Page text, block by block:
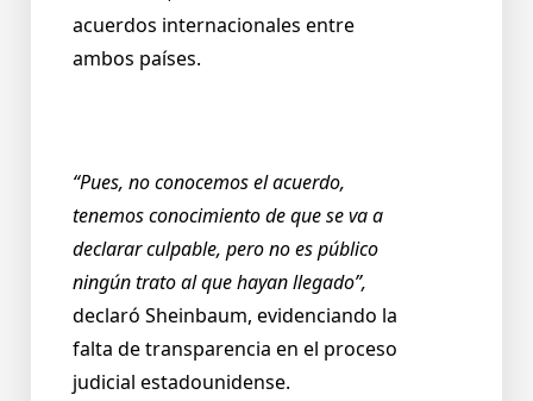
acuerdos internacionales entre
ambos países.
“Pues, no conocemos el acuerdo,
tenemos conocimiento de que se va a
declarar culpable, pero no es público
ningún trato al que hayan llegado”,
declaró Sheinbaum, evidenciando la
falta de transparencia en el proceso
judicial estadounidense.